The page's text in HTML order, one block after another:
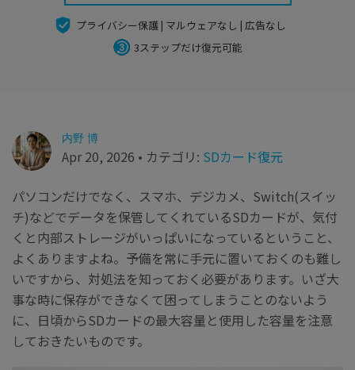
Recoverit 無料版
消えたデータ/ 誤削除したデータも完全無料で復元
関連製品（データ修復/ バックアップ）
Repairit - データ修復
UBackit - データバックアップ
プライバシー保護 | マルウェアなし | 広告なし
3ステップだけ復元可能
内野 博
Apr 20, 2026 • カテゴリ: SDカード復元
パソコンだけでなく、スマホ、デジカメ、Switch(スイッ
チ)などでデータを保管してくれているSDカードが、気付
くと内部ストレージがいっぱいになっているということ、
よくありますよね。予備を常に手元に置いておくのも難し
いですから、対処法を知っておく必要があります。いざ大
事な時に保存ができなくて困ってしまうことのないよう
に、日頃からSDカードの最大容量と使用した容量を注意
しておきたいものです。